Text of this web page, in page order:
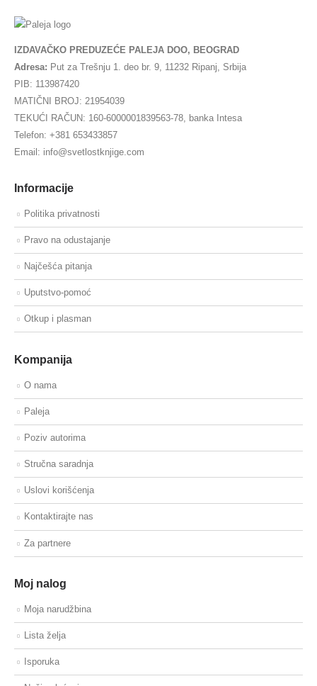
IZDAVAČKO PREDUZEĆE PALEJA DOO, BEOGRAD
Adresa: Put za Trešnju 1. deo br. 9, 11232 Ripanj, Srbija
PIB: 113987420
MATIČNI BROJ: 21954039
TEKUĆI RAČUN: 160-6000001839563-78, banka Intesa
Telefon: +381 653433857
Email: info@svetlostknjige.com
Informacije
Politika privatnosti
Pravo na odustajanje
Najčešća pitanja
Uputstvo-pomoć
Otkup i plasman
Kompanija
O nama
Paleja
Poziv autorima
Stručna saradnja
Uslovi korišćenja
Kontaktirajte nas
Za partnere
Moj nalog
Moja narudžbina
Lista želja
Isporuka